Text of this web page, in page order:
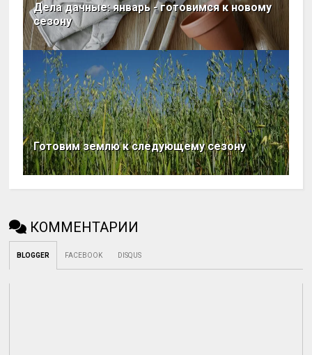
Дела дачные: январь - готовимся к новому
сезону
Готовим землю к следующему сезону
КОММЕНТАРИИ
BLOGGER FACEBOOK DISQUS